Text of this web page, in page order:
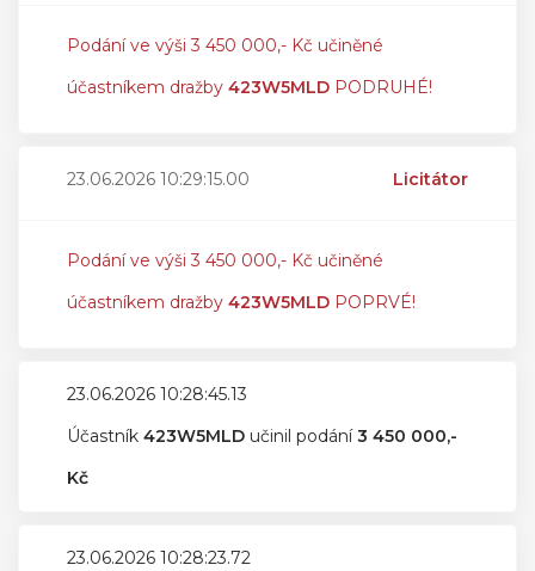
Podání ve výši 3 450 000,- Kč učiněné
účastníkem dražby 423W5MLD PODRUHÉ!
23.06.2026 10:29:15.00 Licitátor
Podání ve výši 3 450 000,- Kč učiněné
účastníkem dražby 423W5MLD POPRVÉ!
23.06.2026 10:28:45.13
Účastník 423W5MLD učinil podání3 450 000,-
Kč
23.06.2026 10:28:23.72